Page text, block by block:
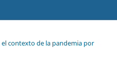
contexto de la pandemia por